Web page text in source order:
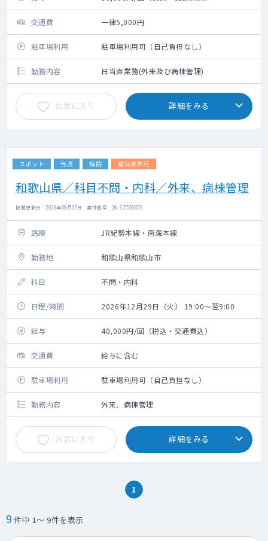
交通費 一律5,000円
駐車場利用 駐車場利用可（自己負担なし）
勤務内容 日当直業務(外来及び病棟管理)
お気に入り 詳細をみる
スポット 当直 病院 宿日直許可
和歌山県／科目不問・内科／外来、病棟管理
掲載更新日 : 2026年08月07日 案件番号 : 26-SZ550659
路線 JR紀勢本線・南海本線
勤務地 和歌山県和歌山市
科目 不問・内科
日程/時間 2026年12月29日（火） 19:00～翌9:00
給与 40,000円/回（税込・交通費込）
交通費 給与に含む
駐車場利用 駐車場利用可（自己負担なし）
勤務内容 外来、病棟管理
お気に入り 詳細をみる
1
9 件中 1～ 9件を表示